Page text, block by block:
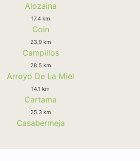
Alozaina
17.4 km
Coin
23.9 km
Campillos
28.5 km
Arroyo De La Miel
14.1 km
Cartama
25.3 km
Casabermeja